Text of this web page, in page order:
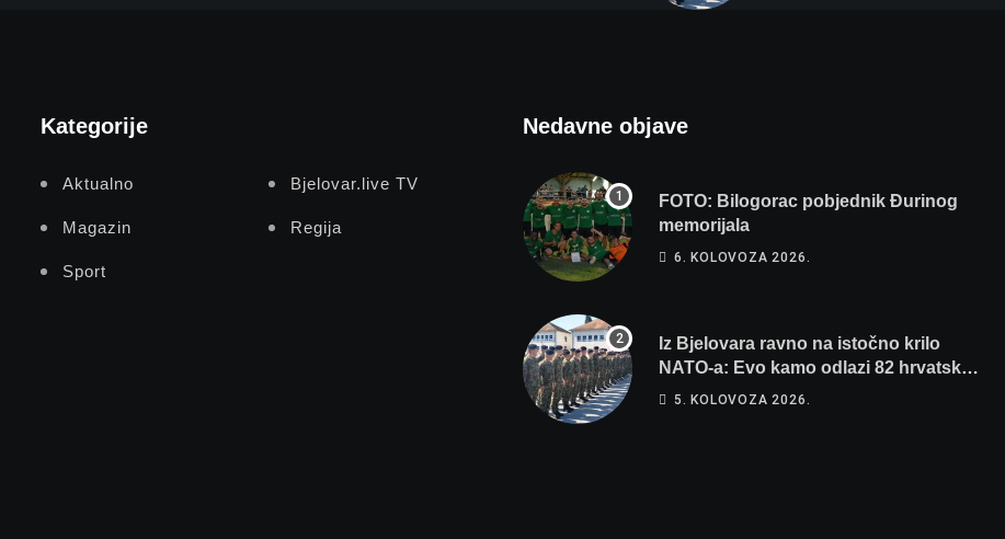
Kategorije
Aktualno Bjelovar.live TV
Magazin Regija
Sport
Nedavne objave
FOTO: Bilogorac pobjednik Đurinog
memorijala
6. KOLOVOZA 2026.
Iz Bjelovara ravno na istočno krilo
NATO-a: Evo kamo odlazi 82 hrvatska
vojnika i 6 vojnikinja
5. KOLOVOZA 2026.